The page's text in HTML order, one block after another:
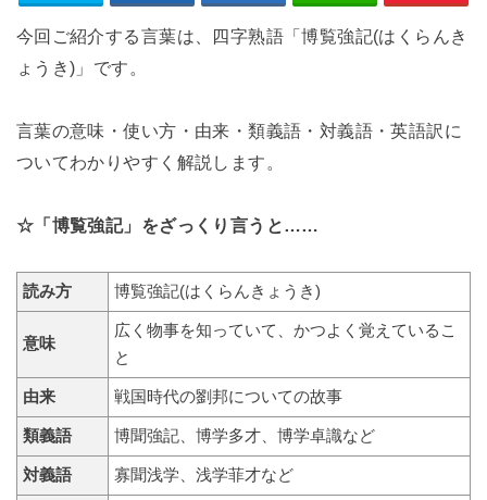
今回ご紹介する言葉は、四字熟語「博覧強記(はくらんき
ょうき)」です。
言葉の意味・使い方・由来・類義語・対義語・英語訳に
ついてわかりやすく解説します。
☆「博覧強記」をざっくり言うと……
読み方 博覧強記(はくらんきょうき)
意味
広く物事を知っていて、かつよく覚えているこ
と
由来 戦国時代の劉邦についての故事
類義語 博聞強記、博学多才、博学卓識など
対義語 寡聞浅学、浅学菲才など